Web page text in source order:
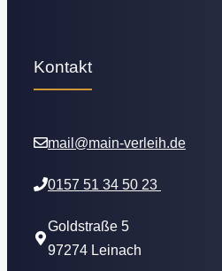
Kontakt
mail@main-verleih.de
0157 51 34 50 23
Goldstraße 5
97274 Leinach